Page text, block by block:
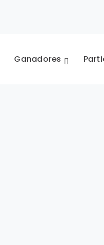
Ganadores